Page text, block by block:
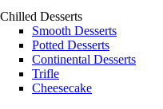
Chilled Desserts
Smooth Desserts
Potted Desserts
Continental Desserts
Trifle
Cheesecake